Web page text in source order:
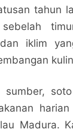
tahun
iklim
sumber,
Madura.